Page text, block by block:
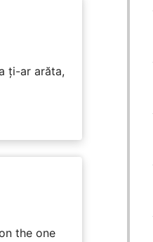
ți-ar arăta,
the one